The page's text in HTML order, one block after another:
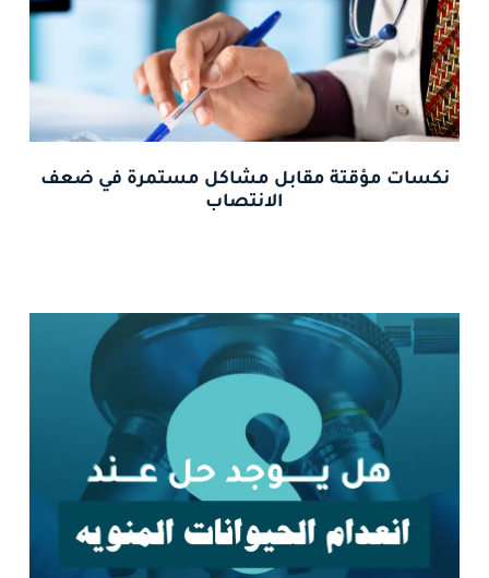
نكسات مؤقتة مقابل مشاكل مستمرة في ضعف
الانتصاب